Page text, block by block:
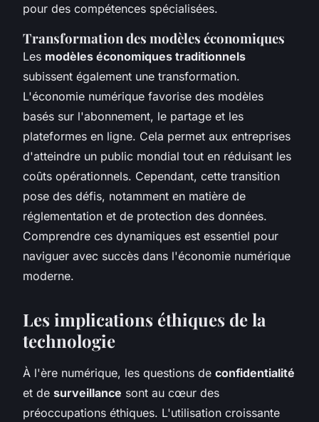
pour des compétences spécialisées.
Transformation des modèles économiques
Les modèles économiques traditionnels
subissent également une transformation.
L'économie numérique favorise des modèles
basés sur l'abonnement, le partage et les
plateformes en ligne. Cela permet aux entreprises
d'atteindre un public mondial tout en réduisant les
coûts opérationnels. Cependant, cette transition
pose des défis, notamment en matière de
réglementation et de protection des données.
Comprendre ces dynamiques est essentiel pour
naviguer avec succès dans l'économie numérique
moderne.
Les implications éthiques de la
technologie
À l'ère numérique, les questions de confidentialité
et de surveillance sont au cœur des
préoccupations éthiques. L'utilisation croissante